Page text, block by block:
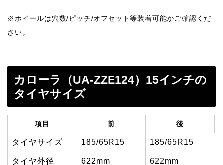
※ホイールは穴数/ピッチ/オフセット等装着可能かご確認くだ
さい。
カローラ（UA-ZZE124）15インチの
タイヤサイズ
項目 前 後
タイヤサイズ 185/65R15 185/65R15
タイヤ外径 622mm 622mm